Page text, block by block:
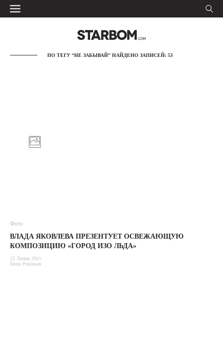
ПО ТЕГУ “НЕ ЗАБЫВАЙ” НАЙДЕНО ЗАПИСЕЙ: 53
Фото
ВЛАДА ЯКОВЛЕВА ПРЕЗЕНТУЕТ ОСВЕЖАЮЩУЮ
КОМПОЗИЦИЮ «ГОРОД ИЗО ЛЬДА»
22 Липня 2015
Denis Putintsev